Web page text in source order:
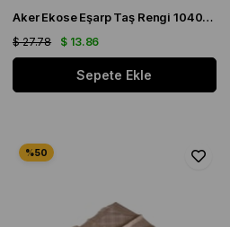
Aker Ekose Eşarp Taş Rengi 1040400 - 971 - 32681
$ 13.86
$ 27.78
Sepete Ekle